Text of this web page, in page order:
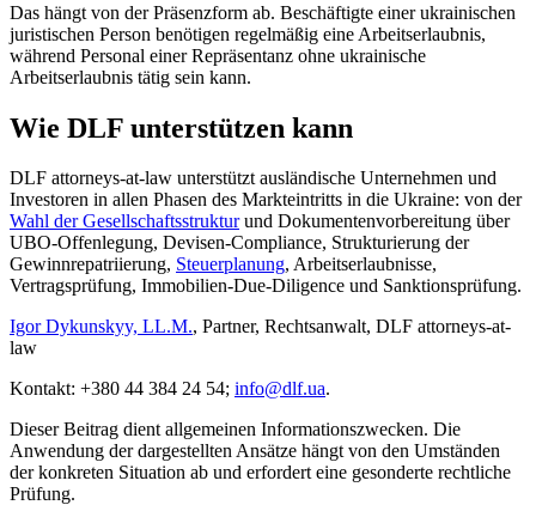
Das hängt von der Präsenzform ab. Beschäftigte einer ukrainischen
juristischen Person benötigen regelmäßig eine Arbeitserlaubnis,
während Personal einer Repräsentanz ohne ukrainische
Arbeitserlaubnis tätig sein kann.
Wie DLF unterstützen kann
DLF attorneys-at-law unterstützt ausländische Unternehmen und
Investoren in allen Phasen des Markteintritts in die Ukraine: von der
Wahl der Gesellschaftsstrukturund Dokumentenvorbereitung über
UBO-Offenlegung, Devisen-Compliance, Strukturierung der
Gewinnrepatriierung, Steuerplanung, Arbeitserlaubnisse,
Vertragsprüfung, Immobilien-Due-Diligence und Sanktionsprüfung.
Igor Dykunskyy, LL.M., Partner, Rechtsanwalt, DLF attorneys-at-
law
Kontakt: +380 44 384 24 54; info@dlf.ua.
Dieser Beitrag dient allgemeinen Informationszwecken. Die
Anwendung der dargestellten Ansätze hängt von den Umständen
der konkreten Situation ab und erfordert eine gesonderte rechtliche
Prüfung.